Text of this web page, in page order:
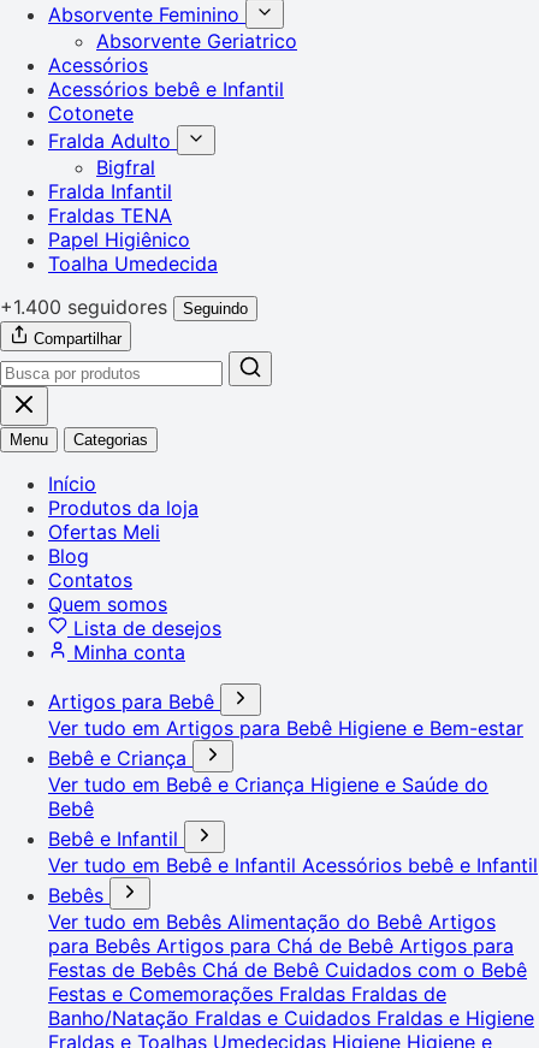
Absorvente Feminino
Absorvente Geriatrico
Acessórios
Acessórios bebê e Infantil
Cotonete
Fralda Adulto
Bigfral
Fralda Infantil
Fraldas TENA
Papel Higiênico
Toalha Umedecida
+1.400 seguidores
Seguindo
Compartilhar
Menu Categorias
Início
Produtos da loja
Ofertas Meli
Blog
Contatos
Quem somos
Lista de desejos
Minha conta
Artigos para Bebê
Ver tudo em Artigos para Bebê Higiene e Bem-estar
Bebê e Criança
Ver tudo em Bebê e Criança Higiene e Saúde do
Bebê
Bebê e Infantil
Ver tudo em Bebê e Infantil Acessórios bebê e Infantil
Bebês
Ver tudo em Bebês Alimentação do Bebê Artigos
para Bebês Artigos para Chá de Bebê Artigos para
Festas de Bebês Chá de Bebê Cuidados com o Bebê
Festas e Comemorações Fraldas Fraldas de
Banho/Natação Fraldas e Cuidados Fraldas e Higiene
Fraldas e Toalhas Umedecidas Higiene Higiene e